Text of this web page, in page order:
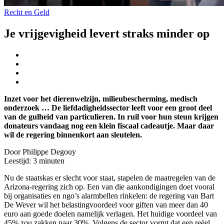
Recht en Geld
Je vrijgevigheid levert straks minder op
Inzet voor het dierenwelzijn, milieubescherming, medisch
onderzoek … De liefdadigheidssector leeft voor een groot deel
van de gulheid van particulieren. In ruil voor hun steun krijgen
donateurs vandaag nog een klein fiscaal cadeautje. Maar daar
wil de regering binnenkort aan sleutelen.
Door Philippe Degouy
Leestijd: 3 minuten
Nu de staatskas er slecht voor staat, stapelen de maatregelen van de
Arizona-regering zich op. Een van die aankondigingen doet vooral
bij organisaties en ngo’s alarmbellen rinkelen: de regering van Bart
De Wever wil het belastingvoordeel voor giften van meer dan 40
euro aan goede doelen namelijk verlagen. Het huidige voordeel van